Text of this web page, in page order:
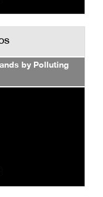
by Polluting